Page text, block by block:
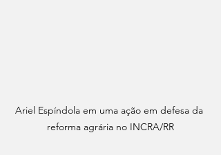
Ariel Espíndola em uma ação em defesa da
reforma agrária no INCRA/RR